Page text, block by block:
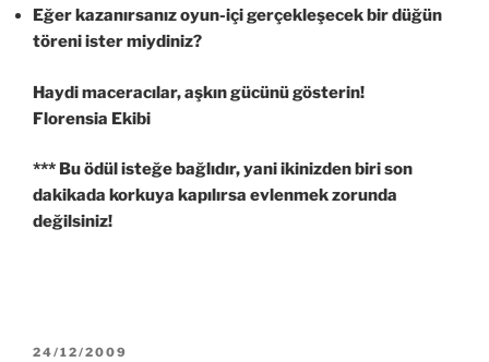
Eğer kazanırsanız oyun-içi gerçekleşecek bir düğün
töreni ister miydiniz?
Haydi maceracılar, aşkın gücünü gösterin!
Florensia Ekibi
*** Bu ödül isteğe bağlıdır, yani ikinizden biri son
dakikada korkuya kapılırsa evlenmek zorunda
değilsiniz!
YAYIM
24/12/2009